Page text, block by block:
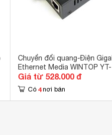
Chuyển đổi quang-Điện
Ethernet Media WINTOP YT-
8110GMA-11-2-AS
Giá từ 528.000 đ
Có 4 nơi bán